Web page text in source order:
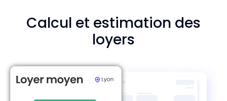
Calcul et estimation des
loyers